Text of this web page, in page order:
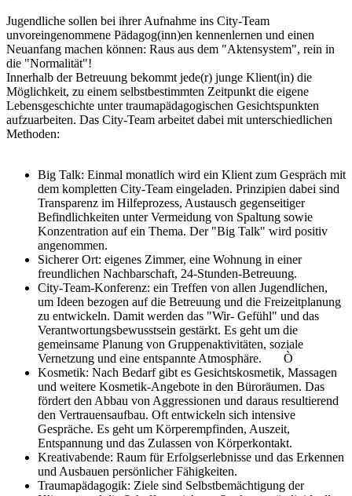
Jugendliche sollen bei ihrer Aufnahme ins City-Team
unvoreingenommene Pädago­g(in­n)en kennenlernen und einen
Neuanfang machen können: Raus aus dem "Aktensystem", rein in
die "Normalität"!
Innerhalb der Betreuung bekommt jede(r) junge Klient(in) die
Möglichkeit, zu einem selbstbestimmten Zeitpunkt die eigene
Lebensgeschichte unter traumapädagogischen Gesichtspunkten
aufzuarbeiten. Das City-Team arbeitet dabei mit unterschiedlichen
Methoden:
Big Talk: Einmal monatlich wird ein Klient zum Gespräch mit
dem kompletten City-Team eingeladen. Prinzipien dabei sind
Transparenz im Hilfeprozess, Austausch gegenseitiger
Befindlichkeiten unter Vermeidung von Spaltung sowie
Konzentration auf ein Thema. Der "Big Talk" wird positiv
angenommen.
Sicherer Ort: eigenes Zimmer, eine Wohnung in einer
freundlichen Nachbarschaft, 24-Stunden-Betreuung.
City-Team-Konferenz: ein Treffen von allen Jugendlichen,
um Ideen bezogen auf die Betreuung und die Freizeitplanung
zu entwickeln. Damit werden das "Wir- Gefühl" und das
Verantwortungsbewusstsein gestärkt. Es geht um die
gemeinsame Planung von Gruppenaktivitäten, so­ziale
Vernetzung und eine entspannte Atmosphäre.
Ò
Kosmetik: Nach Bedarf gibt es Ge­sichtskosmetik, Massagen
und weitere Kosmetik-Angebote in den Büroräumen. Das
fördert den Abbau von Ag­gres­sionen und daraus resultierend
den Vertrauensaufbau. Oft entwickeln sich intensive
Gespräche. Es geht um Körperempfinden, Auszeit,
Entspannung und das Zulassen von Körperkontakt.
Kreativabende: Raum für Erfolgserlebnisse und das Erkennen
und Ausbauen persönlicher Fähigkeiten.
Traumapädagogik: Ziele sind Selbstbemächtigung der